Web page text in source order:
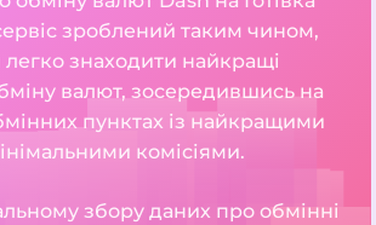
зроблений таким чином,
знаходити найкращі
валют, зосередившись на
пунктах із найкращими
комісіями.
збору даних про обмінні